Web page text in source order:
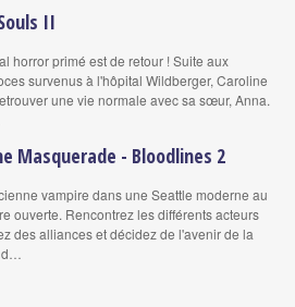
II
horror primé est de retour ! Suite aux
survenus à l'hôpital Wildberger, Caroline
une vie normale avec sa sœur, Anna.
Masquerade - Bloodlines 2
vampire dans une Seattle moderne au
ouverte. Rencontrez les différents acteurs
des alliances et décidez de l'avenir de la